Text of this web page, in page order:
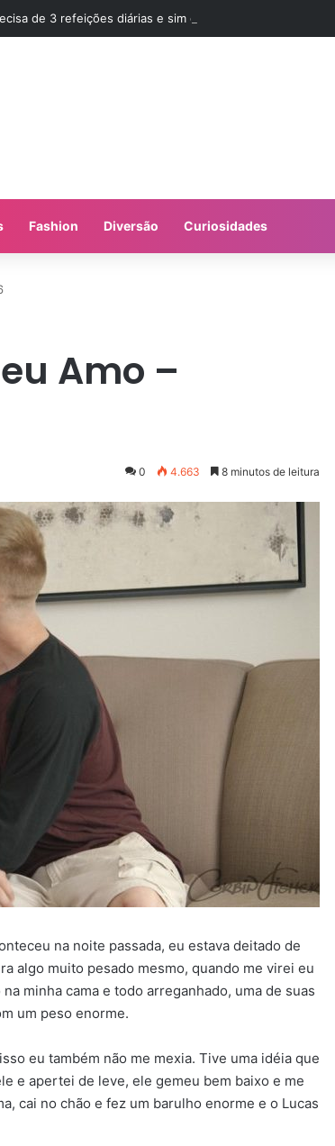
de 3 refeições diárias e sim de Jejum
Fashion Diversão Curiosidades
Amo –
0 4.663 8 minutos de leitura
na noite passada, eu estava deitado de
algo muito pesado mesmo, quando me virei eu
minha cama e todo arreganhado, uma de suas
um peso enorme.
eu também não me mexia. Tive uma idéia que
e apertei de leve, ele gemeu bem baixo e me
cai no chão e fez um barulho enorme e o Lucas